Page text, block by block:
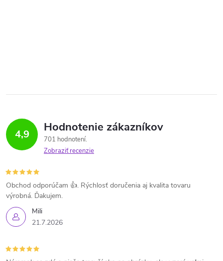
4,9 Hodnotenie zákazníkov
701 hodnotení
Zobraziť recenzie
Mili
21.7.2026
Obchod odporúčam 👍. Rýchlosť doručenia aj kvalita tovaru
výrobná. Ďakujem.